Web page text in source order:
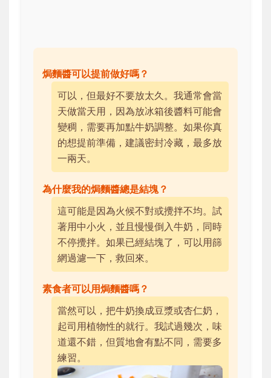
焗麵醬可以提前做好嗎？
可以，但最好不要放太久。我通常會當
天做當天用，因為放冰箱後醬料可能會
變稠，需要再加點牛奶調整。如果你真
的想提前準備，建議密封冷藏，最多放
一兩天。
為什麼我的焗麵醬總是結塊？
這可能是因為火候不對或攪拌不均。試
著用中小火，並且慢慢倒入牛奶，同時
不停攪拌。如果已經結塊了，可以用篩
網過濾一下，救回來。
素食者可以用焗麵醬嗎？
當然可以，把牛奶換成豆漿或杏仁奶，
起司用植物性的就行。我試過幾次，味
道還不錯，但質地會有點不同，需要多
練習。